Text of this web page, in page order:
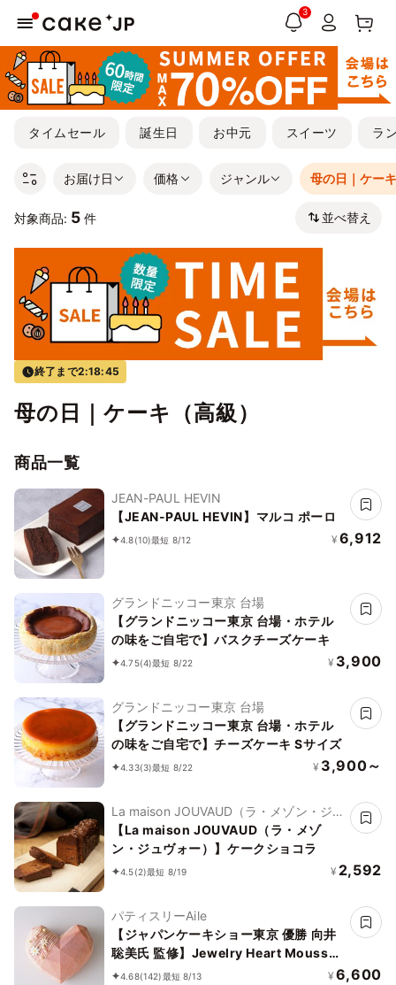
3
タイムセール 誕生日 お中元 スイーツ ラ
お届け日 価格 ジャンル 母の日｜ケー
対象商品: 5 件 並べ替え
終了まで2:18:44
母の日｜ケーキ（高級）
商品一覧
JEAN-PAUL HEVIN
【JEAN-PAUL HEVIN】マルコ ポーロ
4.8(10)最短 8/12 ¥ 6,912
グランドニッコー東京 台場
【グランドニッコー東京 台場・ホテル
の味をご自宅で】バスクチーズケーキ
4.75(4)最短 8/22 ¥ 3,900
グランドニッコー東京 台場
【グランドニッコー東京 台場・ホテル
の味をご自宅で】チーズケーキ Sサイズ
4.33(3)最短 8/22 ¥ 3,900～
La maison JOUVAUD（ラ・メゾン・ジュ
ヴォー）
【La maison JOUVAUD（ラ・メゾ
ン・ジュヴォー）】ケークショコラ
4.5(2)最短 8/19 ¥ 2,592
パティスリーAile
【ジャパンケーキショー東京 優勝 向井
聡美氏 監修】Jewelry Heart Mousse
～Coral pink～
4.68(142)最短 8/13 ¥ 6,600